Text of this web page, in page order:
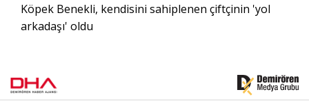
Köpek Benekli, kendisini sahiplenen çiftçinin 'yol
arkadaşı' oldu